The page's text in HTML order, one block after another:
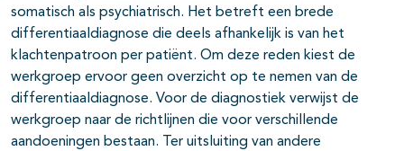
somatisch als psychiatrisch. Het betreft een brede
differentiaaldiagnose die deels afhankelijk is van het
klachtenpatroon per patiënt. Om deze reden kiest de
werkgroep ervoor geen overzicht op te nemen van de
differentiaaldiagnose. Voor de diagnostiek verwijst de
werkgroep naar de richtlijnen die voor verschillende
aandoeningen bestaan. Ter uitsluiting van andere